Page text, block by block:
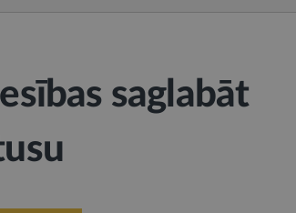
saglabāt